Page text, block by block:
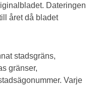
Dateringen
året då bladet
stadsgräns,
gränser,
Varje